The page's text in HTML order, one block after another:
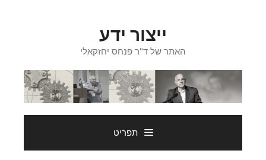
ייצור ידע
האתר של ד"ר פנחס יחזקאלי
תפריט